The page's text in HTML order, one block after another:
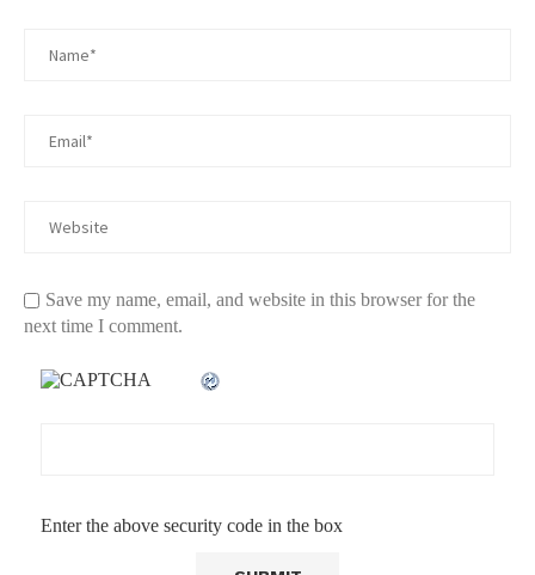
Save my name, email, and website in this browser for the
next time I comment.
Enter the above security code in the box